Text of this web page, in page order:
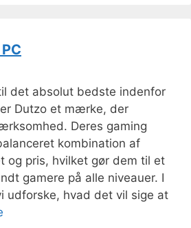
det absolut bedste indenfor
Dutzo et mærke, der
Deres gaming
kombination af
og pris, hvilket gør dem til et
gamere på alle niveauer. I
udforske, hvad det vil sige at